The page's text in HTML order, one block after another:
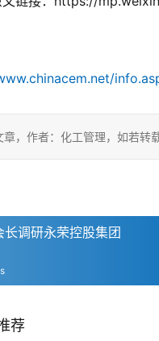
章，作者：化工管理，如若
长调研永荣控股集团
荐